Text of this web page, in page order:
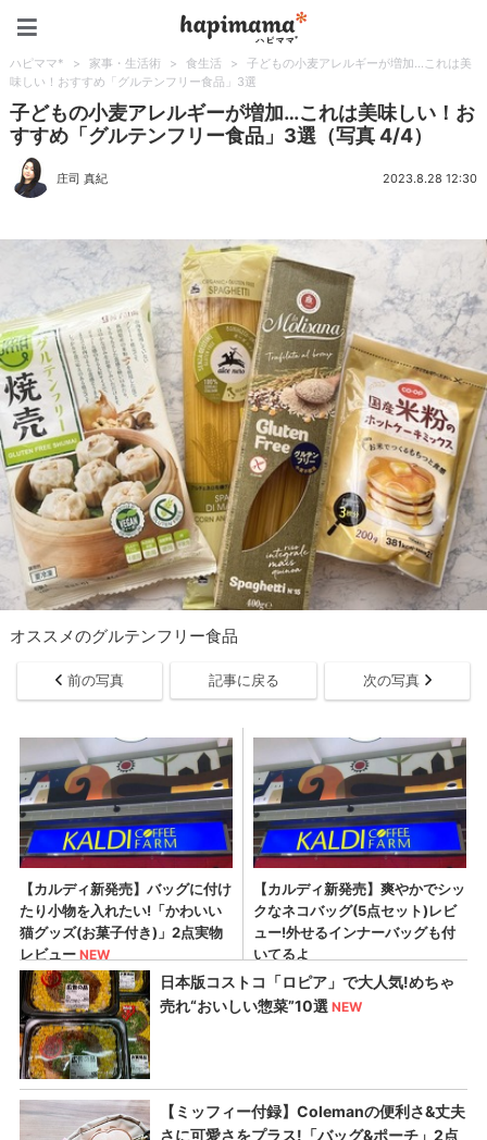
ハピママ* > 家事・生活術 > 食生活 >
子どもの小麦アレルギーが増加…これは美
味しい！おすすめ「グルテンフリー食品」3選
子どもの小麦アレルギーが増加…これは美味しい！お
すすめ「グルテンフリー食品」3選（写真 4/4）
庄司 真紀 2023.8.28 12:30
オススメのグルテンフリー食品
前の写真 記事に戻る 次の写真